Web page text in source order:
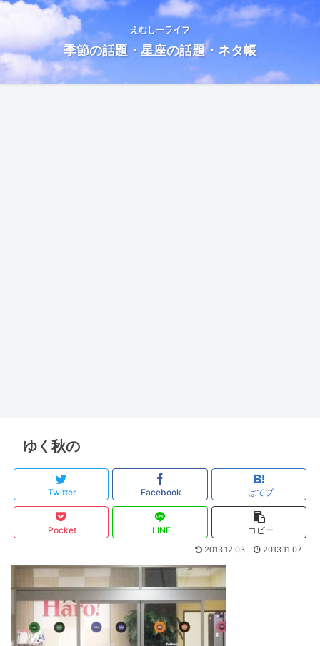
えむしーライフ
季節の話題・星座の話題・ネタ帳
ゆく秋の
Twitter Facebook はてブ
Pocket LINE コピー
2013.12.03 2013.11.07